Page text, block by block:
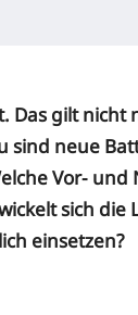
Das gilt nicht
sind neue
Vor- und
sich die
einsetzen?